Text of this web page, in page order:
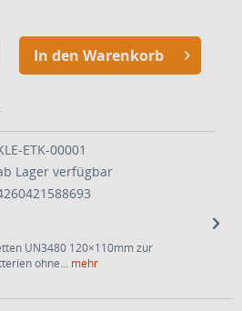
In den Warenkorb
ETK-00001
Lager verfügbar
UN3480 120×110mm zur
ohne... mehr